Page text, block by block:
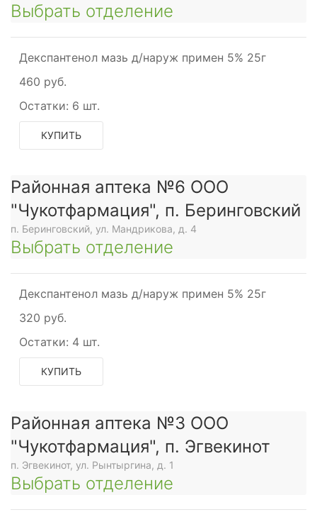
Выбрать отделение
Декспантенол мазь д/наруж примен 5% 25г
460 руб.
Остатки: 6 шт.
КУПИТЬ
Районная аптека №6 ООО
"Чукотфармация", п. Беринговский
п. Беринговский, ул. Мандрикова, д. 4
Выбрать отделение
Декспантенол мазь д/наруж примен 5% 25г
320 руб.
Остатки: 4 шт.
КУПИТЬ
Районная аптека №3 ООО
"Чукотфармация", п. Эгвекинот
п. Эгвекинот, ул. Рынтыргина, д. 1
Выбрать отделение